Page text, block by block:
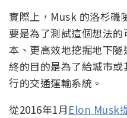
實際上，Musk 的洛杉磯
要是為了測試這個想法
本、更高效地挖掘地下
終的目的是為了給城市
行的交通運輸系統。
從2016年1月 Elon Musk